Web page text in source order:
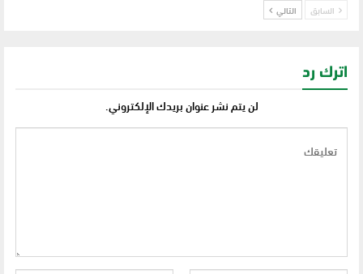
السابق التالي
اترك رد
لن يتم نشر عنوان بريدك الإلكتروني.